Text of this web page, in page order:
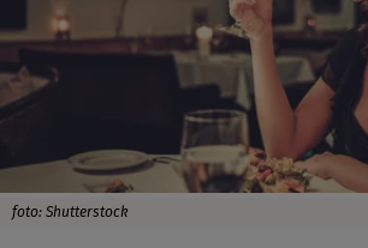
foto: Shutterstock